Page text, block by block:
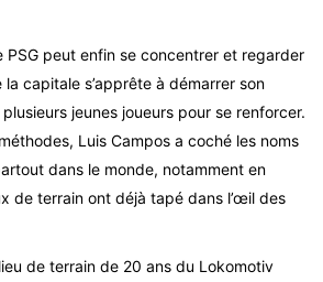
PSG peut enfin se concentrer et regarder
capitale s’apprête à démarrer son
jeunes joueurs pour se renforcer.
Luis Campos a coché les noms
dans le monde, notamment en
de terrain ont déjà tapé dans l’œil des
de terrain de 20 ans du Lokomotiv